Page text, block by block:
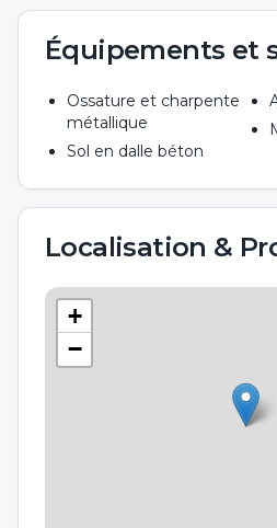
Équipements et
Ossature et charpente
métallique
Sol en dalle béton
Localisation &
+
−